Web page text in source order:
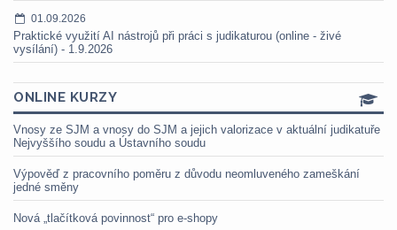
01.09.2026
Praktické využití AI nástrojů při práci s judikaturou (online - živé
vysílání) - 1.9.2026
ONLINE KURZY
Vnosy ze SJM a vnosy do SJM a jejich valorizace v aktuální judikatuře
Nejvyššího soudu a Ústavního soudu
Výpověď z pracovního poměru z důvodu neomluveného zameškání
jedné směny
Nová „tlačítková povinnost“ pro e-shopy